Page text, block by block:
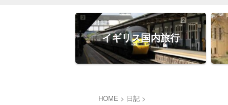
イギリス国内旅行
HOME > 日記 >